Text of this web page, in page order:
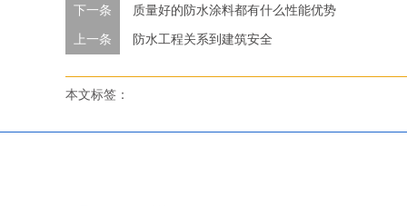
下一条 质量好的防水涂料都有什么性能优势
上一条 防水工程关系到建筑安全
本文标签：